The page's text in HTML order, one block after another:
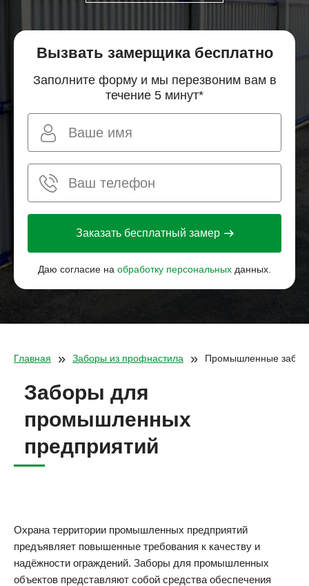
Вызвать замерщика бесплатно
Заполните форму и мы перезвоним вам в
течение 5 минут*
Заказать бесплатный замер
Даю согласие на обработку персональных данных.
Главная » Заборы из профнастила » Промышленные
Заборы для
промышленных
предприятий
Охрана территории промышленных предприятий
предъявляет повышенные требования к качеству и
надёжности ограждений. Заборы для промышленных
объектов представляют собой средства обеспечения